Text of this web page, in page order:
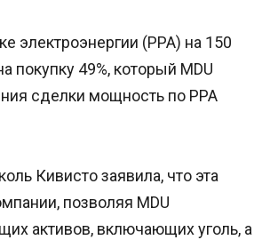
электроэнергии (PPA) на 150
покупку 49%, который MDU
сделки мощность по PPA
Кивисто заявила, что эта
позволяя MDU
активов, включающих уголь, а